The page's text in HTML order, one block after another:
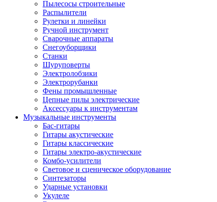
Пылесосы строительные
Распылители
Рулетки и линейки
Ручной инструмент
Сварочные аппараты
Снегоуборщики
Станки
Шуруповерты
Электролобзики
Электрорубанки
Фены промышленные
Цепные пилы электрические
Аксессуары к инструментам
Музыкальные инструменты
Бас-гитары
Гитары акустические
Гитары классические
Гитары электро-акустические
Комбо-усилители
Световое и сценическое оборудование
Синтезаторы
Ударные установки
Укулеле